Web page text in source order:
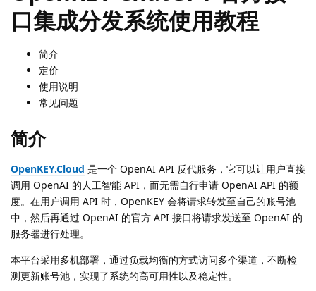
口集成分发系统使用教程
简介
定价
使用说明
常见问题
简介
OpenKEY.Cloud 是一个 OpenAI API 反代服务，它可以让用户直接
调用 OpenAI 的人工智能 API，而无需自行申请 OpenAI API 的额
度。在用户调用 API 时，OpenKEY 会将请求转发至自己的账号池
中，然后再通过 OpenAI 的官方 API 接口将请求发送至 OpenAI 的
服务器进行处理。
本平台采用多机部署，通过负载均衡的方式访问多个渠道，不断检
测更新账号池，实现了系统的高可用性以及稳定性。